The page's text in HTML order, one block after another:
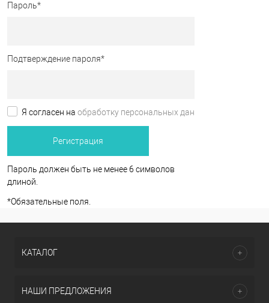
Пароль*
Подтверждение пароля*
Я согласен на обработку персональных данных.
Пароль должен быть не менее 6 символов
длиной.
*Обязательные поля.
КАТАЛОГ
НАШИ ПРЕДЛОЖЕНИЯ